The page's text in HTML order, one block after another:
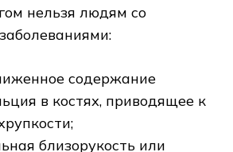
нельзя людям со
содержание
в костях, приводящее к
близорукость или